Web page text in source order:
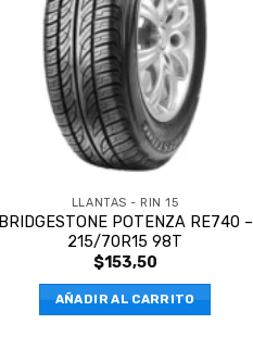
LLANTAS - RIN 15
BRIDGESTONE POTENZA RE740 –
215/70R15 98T
$153,50
AÑADIR AL CARRITO